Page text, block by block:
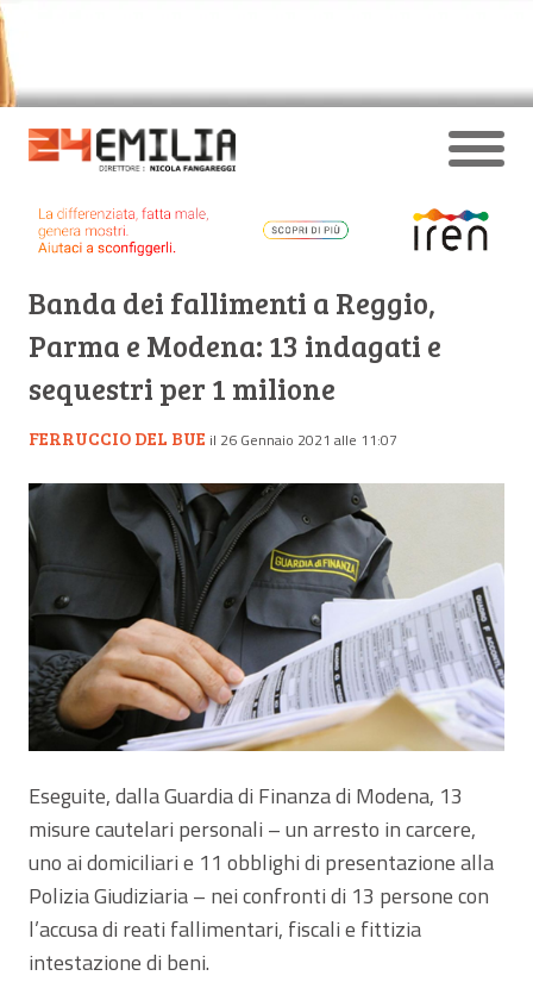
Banda dei fallimenti a Reggio,
Parma e Modena: 13 indagati e
sequestri per 1 milione
FERRUCCIO DEL BUE il 26 Gennaio 2021 alle 11:07
Eseguite, dalla Guardia di Finanza di Modena, 13
misure cautelari personali – un arresto in carcere,
uno ai domiciliari e 11 obblighi di presentazione alla
Polizia Giudiziaria – nei confronti di 13 persone con
l’accusa di reati fallimentari, fiscali e fittizia
intestazione di beni.